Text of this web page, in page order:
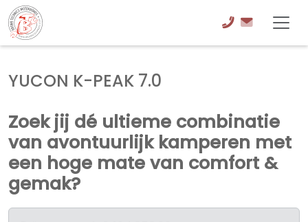
YUCON K-PEAK 7.0
Zoek jij dé ultieme combinatie
van avontuurlijk kamperen met
een hoge mate van comfort &
gemak?